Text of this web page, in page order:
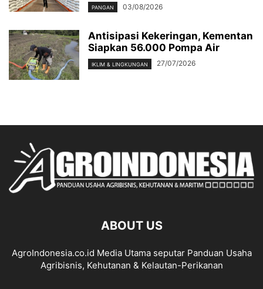
PANGAN 03/08/2026
Antisipasi Kekeringan, Kementan
Siapkan 56.000 Pompa Air
IKLIM & LINGKUNGAN 27/07/2026
ABOUT US
AgroIndonesia.co.id Media Utama seputar Panduan Usaha
Agribisnis, Kehutanan & Kelautan-Perikanan